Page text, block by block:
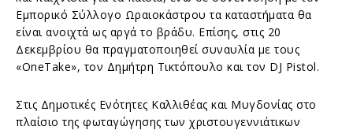
Εμπορικό Σύλλογο Ωραιοκάστρου τα καταστήματα θα
είναι ανοιχτά ως αργά το βράδυ. Επίσης, στις 20
Δεκεμβρίου θα πραγματοποιηθεί συναυλία με τους
«OneTake», τον Δημήτρη Τικτόπουλο και τον DJ Pistol.
Στις Δημοτικές Ενότητες Καλλιθέας και Μυγδονίας στο
πλαίσιο της φωταγώγησης των χριστουγεννιάτικων